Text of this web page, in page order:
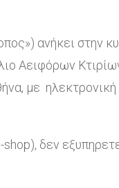
ανήκει στην
Αειφόρων Κτιρίων
με ηλεκτρονική
δεν